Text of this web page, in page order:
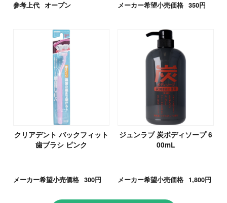
参考上代 オープン メーカー希望小売価格 350円
クリアデント バックフィット
歯ブラシ ピンク
メーカー希望小売価格 300円
ジュンラブ 炭ボディソープ 6
00mL
メーカー希望小売価格 1,800円